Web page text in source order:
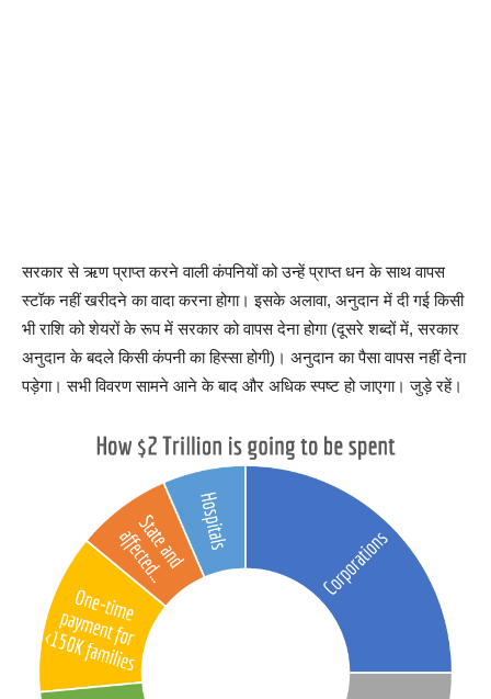
सरकार से ऋण प्राप्त करने वाली कंपनियों को उन्हें प्राप्त धन के साथ वापस
स्टॉक नहीं खरीदने का वादा करना होगा। इसके अलावा, अनुदान में दी गई किसी
भी राशि को शेयरों के रूप में सरकार को वापस देना होगा (दूसरे शब्दों में, सरकार
अनुदान के बदले किसी कंपनी का हिस्सा होगी)। अनुदान का पैसा वापस नहीं देना
पड़ेगा। सभी विवरण सामने आने के बाद और अधिक स्पष्ट हो जाएगा। जुड़े रहें।